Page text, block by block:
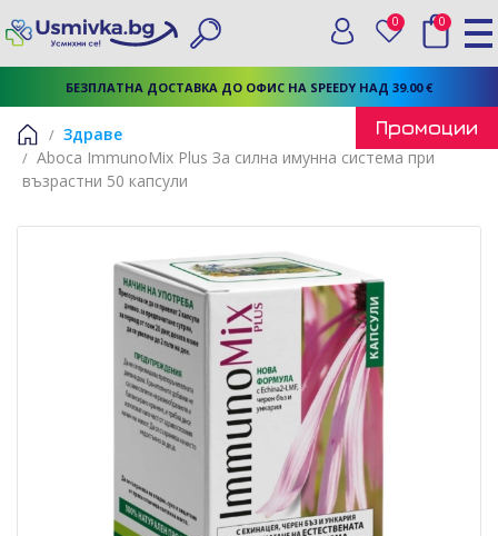
БЕЗПЛАТНА ДОСТАВКА ДО ОФИС НА SPEEDY НАД 39.00 €
Търси
Вход
0 Любими
0
Начало
Здраве
Aboca ImmunoМix Plus За силна имунна система при
възрастни 50 капсули
Промоции